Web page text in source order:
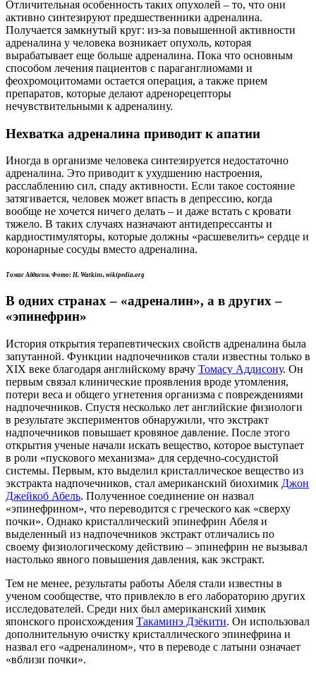
Отличительная особенность таких опухолей – то, что они
активно синтезируют предшественники адреналина.
Получается замкнутый круг: из-за повышенной активности
адреналина у человека возникает опухоль, которая
вырабатывает еще больше адреналина. Пока что основным
способом лечения пациентов с параганглиомами и
феохромоцитомами остается операция, а также прием
препаратов, которые делают адренорецепторы
нечувствительными к адреналину.
Нехватка адреналина приводит к апатии
Иногда в организме человека синтезируется недостаточно
адреналина. Это приводит к ухудшению настроения,
расслаблению сил, спаду активности. Если такое состояние
затягивается, человек может впасть в депрессию, когда
вообще не хочется ничего делать – и даже встать с кровати
тяжело. В таких случаях назначают антидепрессанты и
кардиостимуляторы, которые должны «расшевелить» сердце и
коронарные сосуды вместо адреналина.
Томас Аддисон. Фото: H. Watkins, wikipedia.org
В одних странах – «адреналин», а в других –
«эпинефрин»
История открытия терапевтических свойств адреналина была
запутанной. Функции надпочечников стали известны только в
XIX веке благодаря английскому врачу Томасу Аддисону. Он
первым связал клинические проявления вроде утомления,
потери веса и общего угнетения организма с повреждениями
надпочечников. Спустя несколько лет английские физиологи
в результате экспериментов обнаружили, что экстракт
надпочечников повышает кровяное давление. После этого
открытия ученые начали искать вещество, которое выступает
в роли «пускового механизма» для сердечно-сосудистой
системы. Первым, кто выделил кристаллическое вещество из
экстракта надпочечников, стал американский биохимик Джон
Джейкоб Абель. Полученное соединение он назвал
«эпинефрином», что переводится с греческого как «сверху
почки». Однако кристаллический эпинефрин Абеля и
выделенный из надпочечников экстракт отличались по
своему физиологическому действию – эпинефрин не вызывал
настолько явного повышения давления, как экстракт.
Тем не менее, результаты работы Абеля стали известны в
ученом сообществе, что привлекло в его лабораторию других
исследователей. Среди них был американский химик
японского происхождения Такаминэ Дзёкити. Он использовал
дополнительную очистку кристаллического эпинефрина и
назвал его «адреналином», что в переводе с латыни означает
«вблизи почки».